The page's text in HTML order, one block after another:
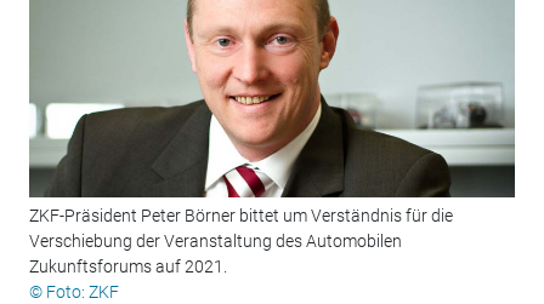
ZKF-Präsident Peter Börner bittet um Verständnis für die
Verschiebung der Veranstaltung des Automobilen
Zukunftsforums auf 2021.
© Foto: ZKF